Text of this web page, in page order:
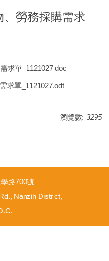
、勞務採購需求
求單_1121027.doc
求單_1121027.odt
瀏覽數: 3295
路700號
Nanzih District,